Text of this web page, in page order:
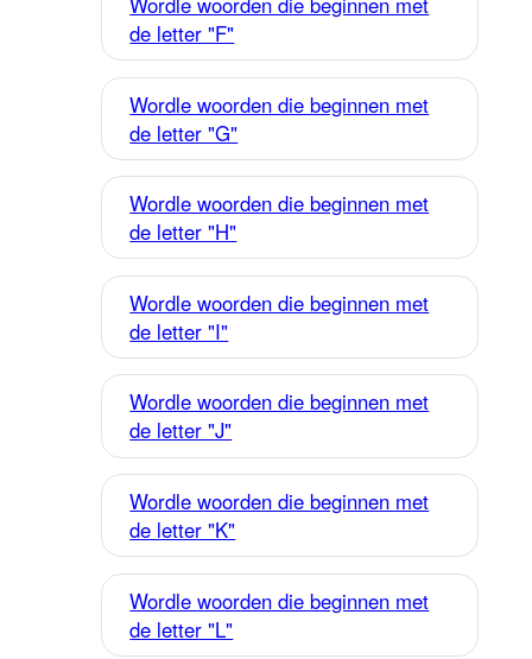
de letter "F"
Wordle woorden die beginnen met
de letter "G"
Wordle woorden die beginnen met
de letter "H"
Wordle woorden die beginnen met
de letter "I"
Wordle woorden die beginnen met
de letter "J"
Wordle woorden die beginnen met
de letter "K"
Wordle woorden die beginnen met
de letter "L"